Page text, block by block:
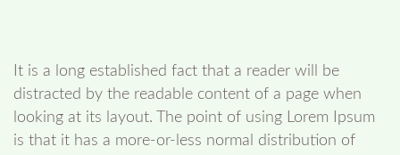
It is a long established fact that a reader will be
distracted by the readable content of a page when
looking at its layout. The point of using Lorem Ipsum
is that it has a more-or-less normal distribution of